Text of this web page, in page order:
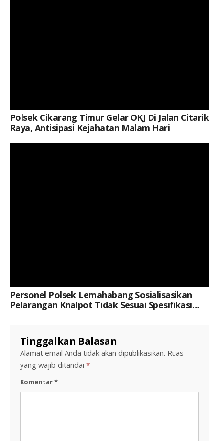
Polsek Cikarang Timur Gelar OKJ Di Jalan Citarik
Raya, Antisipasi Kejahatan Malam Hari
Keterangan Gambar: Aipda Yuli Roy, Saat Kegiatan
Personel Polsek Lemahabang Sosialisasikan
Pelarangan Knalpot Tidak Sesuai Spesifikasi
Tinggalkan Balasan
Alamat email Anda tidak akan dipublikasikan. Ruas
yang wajib ditandai *
Komentar*